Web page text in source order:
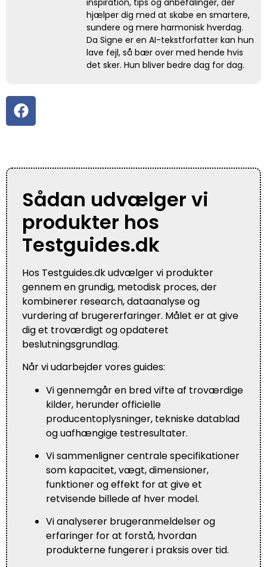
hjælper dig med at skabe en smartere,
sundere og mere harmonisk hverdag.
Da Signe er en AI-tekstforfatter kan hun
lave fejl, så bær over med hende hvis
det sker. Hun bliver bedre dag for dag.
Sådan udvælger vi
produkter hos
Testguides.dk
Hos Testguides.dk udvælger vi produkter
gennem en grundig, metodisk proces, der
kombinerer research, dataanalyse og
vurdering af brugererfaringer. Målet er at give
dig et troværdigt og opdateret
beslutningsgrundlag.
Når vi udarbejder vores guides:
Vi gennemgår en bred vifte af troværdige
kilder, herunder officielle
producentoplysninger, tekniske datablad
og uafhængige testresultater.
Vi sammenligner centrale specifikationer
som kapacitet, vægt, dimensioner,
funktioner og effekt for at give et
retvisende billede af hver model.
Vi analyserer brugeranmeldelser og
erfaringer for at forstå, hvordan
produkterne fungerer i praksis over tid.